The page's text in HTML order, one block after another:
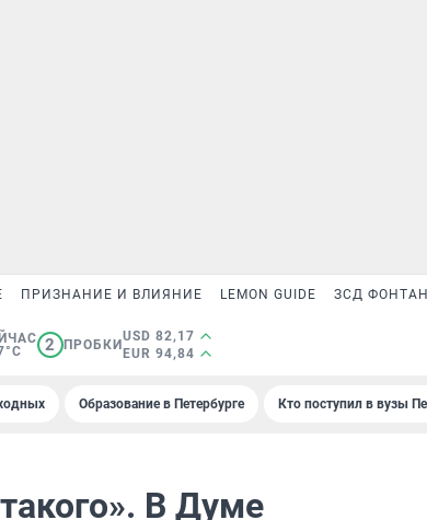
ПРИЗНАНИЕ И ВЛИЯНИЕ LEMON GUIDE ЗСД
2 ПРОБКИ
USD 82,17
EUR 94,84
Образование в Петербурге Кто поступил в вузы
В Думе